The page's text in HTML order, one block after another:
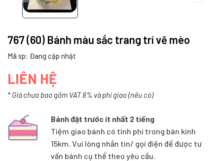
767 (60) Bánh màu sắc trang trí vẽ mèo
Mã sp: Đang cập nhật
LIÊN HỆ
* Giá chưa bao gồm VAT 8% và phí giao (nếu có)
Bánh đặt trước ít nhất 2 tiếng
Tiệm giao bánh có tính phí trong bán kính
15km. Vui lòng nhắn tin/ gọi điện để được tư
vấn bánh cụ thể theo yêu cầu.